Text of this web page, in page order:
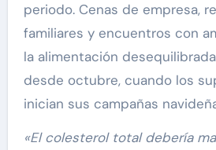
periodo. Cenas de empresa,
familiares y encuentros con
la alimentación
desde octubre, cuando los
inician sus campañas
«El colesterol total debería